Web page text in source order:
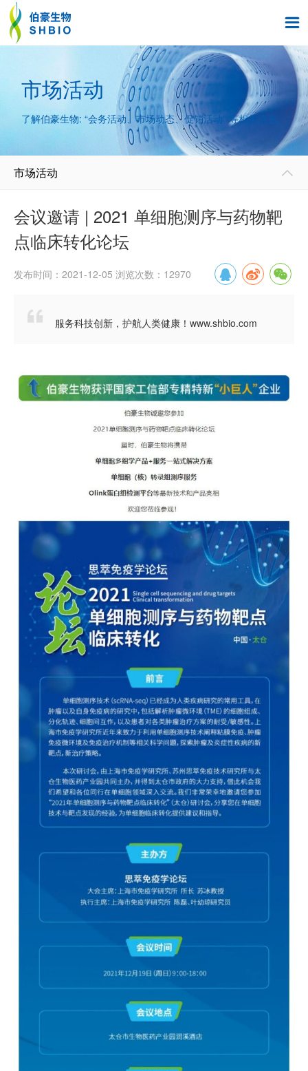

市场活动
了解伯豪生物: “会务活动、市场动态、促销活动” 等相关信息。
市场活动 
会议邀请 | 2021 单细胞测序与药物靶
点临床转化论坛
发布时间：2021-12-05 浏览次数：12970
 服务科技创新，护航人类健康！www.shbio.com